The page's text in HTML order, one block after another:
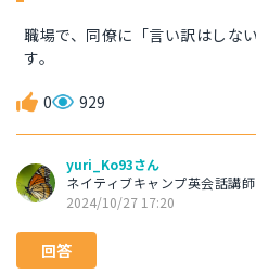
職場で、同僚に「言い訳はしな
す。
0 929
yuri_Ko93さん
ネイティブキャンプ英会話講師
2024/10/27 17:20
回答